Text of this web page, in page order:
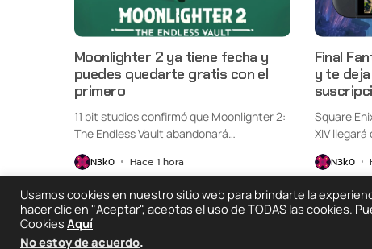
Moonlighter 2 ya tiene fecha y
puedes quedarte gratis con el
primero
11 bit studios confirmó que Moonlighter 2:
The Endless Vault abandonará
N3k0 Hace 1 hora
Final
y te
Square
XIV
N3k0
2025 © Degeneraciónx.com | Anime, Games &
Usamos cookies en nuestro sitio web para brindarte la
hacer clic en "Aceptar", aceptas el uso de TODAS las cookies.
Cookies Aquí
No estoy de acuerdo.